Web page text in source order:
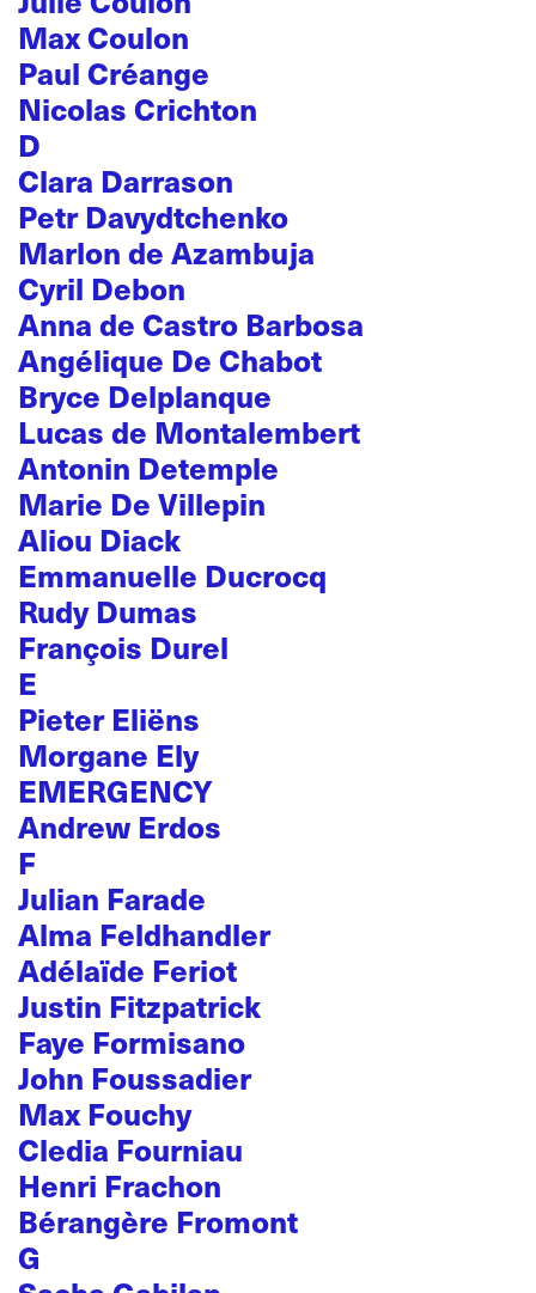
Max Coulon
Paul Créange
Nicolas Crichton
D
Clara Darrason
Petr Davydtchenko
Marlon de Azambuja
Cyril Debon
Anna de Castro Barbosa
Angélique De Chabot
Bryce Delplanque
Lucas de Montalembert
Antonin Detemple
Marie De Villepin
Aliou Diack
Emmanuelle Ducrocq
Rudy Dumas
François Durel
E
Pieter Eliëns
Morgane Ely
EMERGENCY
Andrew Erdos
F
Julian Farade
Alma Feldhandler
Adélaïde Feriot
Justin Fitzpatrick
Faye Formisano
John Foussadier
Max Fouchy
Cledia Fourniau
Henri Frachon
Bérangère Fromont
G